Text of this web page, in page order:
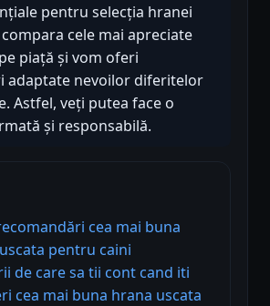
pentru selecția hranei
cele mai apreciate
piață și vom oferi
adaptate nevoilor diferitelor
Astfel, veți putea face o
și responsabilă.
cea mai buna
pentru caini
de care sa tii cont cand iti
cea mai buna hrana uscata